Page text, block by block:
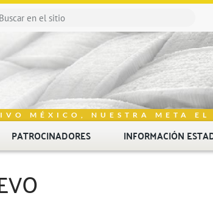
MÉXICO, NUESTRA META EL
PATROCINADORES INFORMACIÓN